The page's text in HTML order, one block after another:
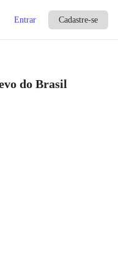
Entrar Cadastre-se
do Brasil